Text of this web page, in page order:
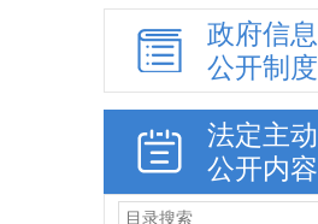
政府信息
公开制度
法定主动
公开内容